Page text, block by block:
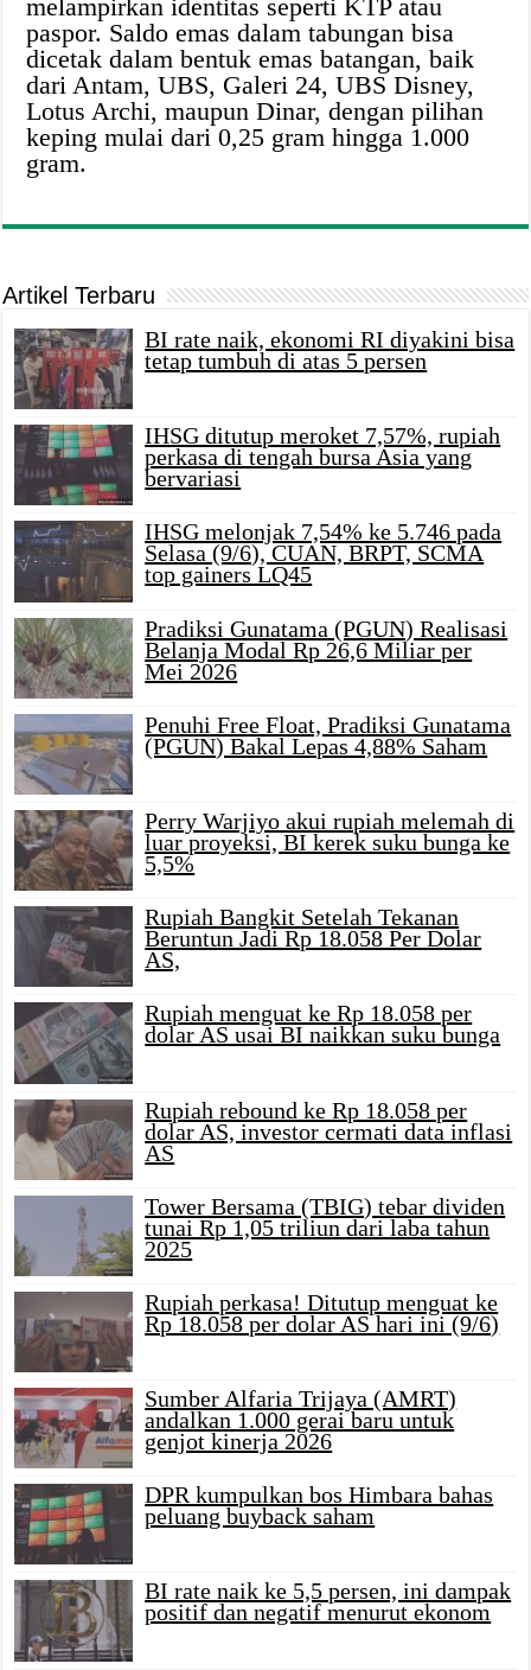
melampirkan identitas seperti KTP atau
paspor. Saldo emas dalam tabungan bisa
dicetak dalam bentuk emas batangan, baik
dari Antam, UBS, Galeri 24, UBS Disney,
Lotus Archi, maupun Dinar, dengan pilihan
keping mulai dari 0,25 gram hingga 1.000
gram.
Artikel Terbaru
BI rate naik, ekonomi RI diyakini bisa
tetap tumbuh di atas 5 persen
IHSG ditutup meroket 7,57%, rupiah
perkasa di tengah bursa Asia yang
bervariasi
IHSG melonjak 7,54% ke 5.746 pada
Selasa (9/6), CUAN, BRPT, SCMA
top gainers LQ45
Pradiksi Gunatama (PGUN) Realisasi
Belanja Modal Rp 26,6 Miliar per
Mei 2026
Penuhi Free Float, Pradiksi Gunatama
(PGUN) Bakal Lepas 4,88% Saham
Perry Warjiyo akui rupiah melemah di
luar proyeksi, BI kerek suku bunga ke
5,5%
Rupiah Bangkit Setelah Tekanan
Beruntun Jadi Rp 18.058 Per Dolar
AS,
Rupiah menguat ke Rp 18.058 per
dolar AS usai BI naikkan suku bunga
Rupiah rebound ke Rp 18.058 per
dolar AS, investor cermati data inflasi
AS
Tower Bersama (TBIG) tebar dividen
tunai Rp 1,05 triliun dari laba tahun
2025
Rupiah perkasa! Ditutup menguat ke
Rp 18.058 per dolar AS hari ini (9/6)
Sumber Alfaria Trijaya (AMRT)
andalkan 1.000 gerai baru untuk
genjot kinerja 2026
DPR kumpulkan bos Himbara bahas
peluang buyback saham
BI rate naik ke 5,5 persen, ini dampak
positif dan negatif menurut ekonom